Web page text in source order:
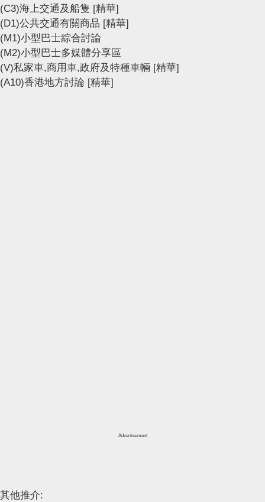
(C3)海上交通及船隻 [精華]
(D1)公共交通有關商品 [精華]
(M1)小型巴士綜合討論
(M2)小型巴士多媒體分享區
(V)私家車,商用車,政府及特種車輛 [精華]
(A10)香港地方討論 [精華]
Advertisement
其他推介: